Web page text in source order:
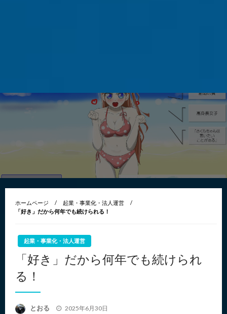
ホームページ
起業・事業化・法人運営
「好き」だから何年でも続けられる！
起業・事業化・法人運営
「好き」だから何年でも続けられ
る！
とおる
投
2025年6月30日